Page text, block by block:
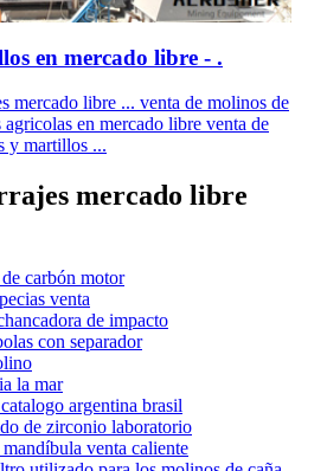
en mercado libre - .
mercado libre ... venta de molinos de
en mercado libre venta de
y martillos ...
mercado libre
carbón motor
venta
de impacto
con separador
la mar
argentina brasil
de zirconio laboratorio
venta caliente